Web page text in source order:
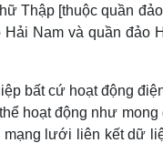
Thập [thuộc quần
Nam và quần đảo
bất cứ hoạt động
hoạt động như
lưới liên kết dữ